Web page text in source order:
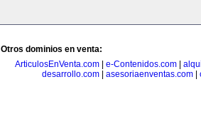
Otros dominios en venta:
ArticulosEnVenta.com| e-Contenidos.com|
desarrollo.com| asesoriaenventas.com|